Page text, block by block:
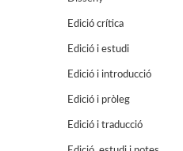
Edició crítica
Edició i estudi
Edició i introducció
Edició i pròleg
Edició i traducció